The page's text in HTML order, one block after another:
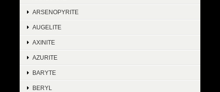
ARSENOPYRITE
AUGELITE
AXINITE
AZURITE
BARYTE
BERYL